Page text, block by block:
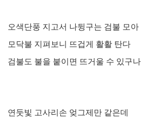
오색단풍 지고서 나뒹구는 검불 모아
모닥불 지펴보니 뜨겁게 활활 탄다
검불도 불을 붙이면 뜨거울 수 있구나
연둣빛 고사리손 엊그제만 같은데